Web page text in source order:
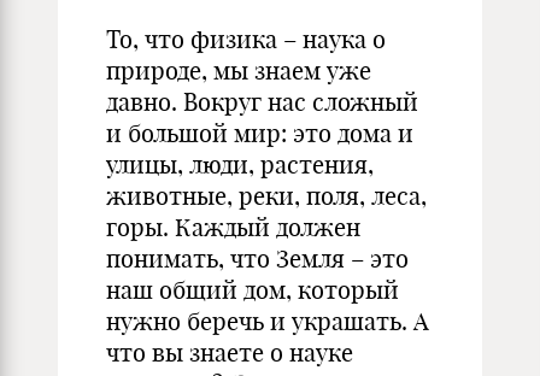
То, что физика – наука о
природе, мы знаем уже
давно. Вокруг нас сложный
и большой мир: это дома и
улицы, люди, растения,
животные, реки, поля, леса,
горы. Каждый должен
понимать, что Земля – это
наш общий дом, который
нужно беречь и украшать. А
что вы знаете о науке